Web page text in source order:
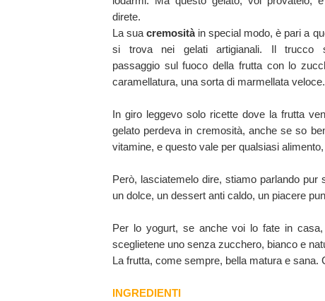
direte.
La suacremosità in special modo, è pari a
si trova nei gelati artigianali. Il trucco
passaggio sul fuoco della frutta con lo
caramellatura, una sorta di marmellata veloce.
In giro leggevo solo ricette dove la frutta
gelato perdeva in cremosità, anche se so
vitamine, e questo vale per qualsiasi
Però, lasciatemelo dire, stiamo parlando
un dolce, un dessert anti caldo, un piacere
Per lo yogurt, se anche voi lo fate in
sceglietene uno senza zucchero, bianco e
La frutta, come sempre, bella matura e sana.
INGREDIENTI